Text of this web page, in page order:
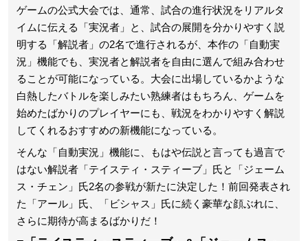
ゲームの公式大会では、通常、試合の進行状況をリアルタ
イムに伝える「実況者」と、試合の展開を分かりやすく説
明する「解説者」の2名で進行されるが、本作の「自動実
況」機能でも、実況者と解説者を自由に選んで組み合わせ
ることが可能になっている。大会に出場しているかような
白熱したバトルを楽しみたい熟練者はもちろん、ゲームを
始めたばかりのプレイヤーにも、戦況をわかりやすく解説
してくれるおすすめの新機能になっている。
そんな「自動実況」機能に、もはや伝説と言っても過言で
はない解説者「テイスティ・スティーブ」氏と「ジェーム
ス・チェン」氏2名の参戦が新たに決定した！前回発表され
た「アール」氏、「ビシャス」氏に続く豪華な顔ぶれに、
さらに期待が高まるばかりだ！